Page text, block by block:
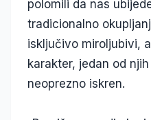
polomili da nas
tradicionalno
isključivo miroljubivi,
karakter, jedan od
neoprezno iskren.